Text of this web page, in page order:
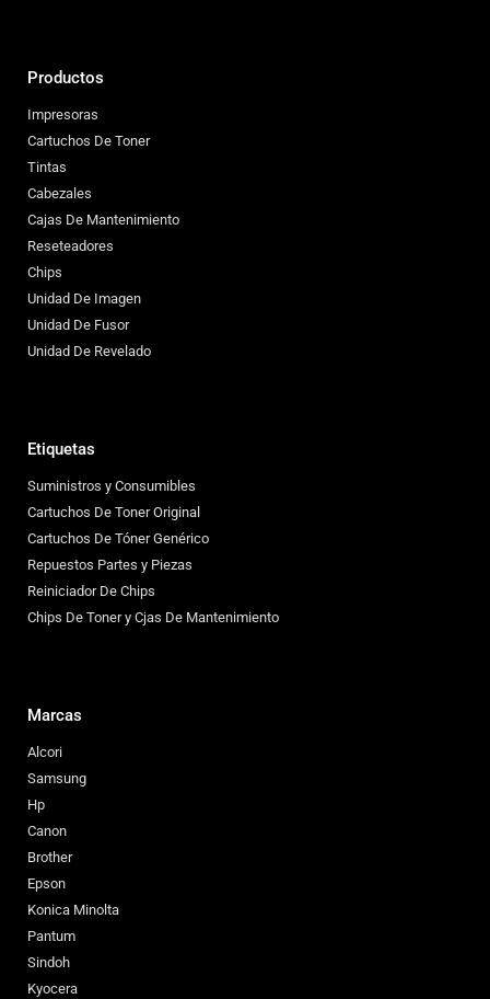
Productos
Impresoras
Cartuchos De Toner
Tintas
Cabezales
Cajas De Mantenimiento
Reseteadores
Chips
Unidad De Imagen
Unidad De Fusor
Unidad De Revelado
Etiquetas
Suministros y Consumibles
Cartuchos De Toner Original
Cartuchos De Tóner Genérico
Repuestos Partes y Piezas
Reiniciador De Chips
Chips De Toner y Cjas De Mantenimiento
Marcas
Alcori
Samsung
Hp
Canon
Brother
Epson
Konica Minolta
Pantum
Sindoh
Kyocera